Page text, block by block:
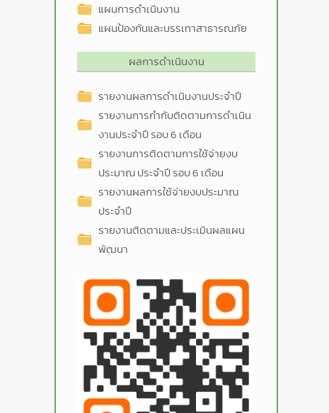
แผนการดำเนินงาน
แผนป้องกันและบรรเทาสาธารณภัย
ผลการดำเนินงาน
รายงานผลการดำเนินงานประจำปี
รายงานการกำกับติดตามการดำเนิน
งานประจำปี รอบ 6 เดือน
รายงานการติดตามการใช้จ่ายงบ
ประมาณ ประจำปี รอบ 6 เดือน
รายงานผลการใช้จ่ายงบประมาณ
ประจำปี
รายงานติดตามและประเมินผลแผน
พัฒนา